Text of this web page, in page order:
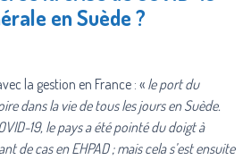
en Suède ?
la gestion en France : « le port du
dans la vie de tous les jours en Suède.
19, le pays a été pointé du doigt à
de cas en EHPAD ; mais cela s’est ensuite